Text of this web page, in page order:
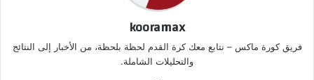
kooramax
فريق كورة ماكس – نتابع معك كرة القدم لحظة بلحظة، من الأخبار إلى النتائج
والتحليلات الشاملة.